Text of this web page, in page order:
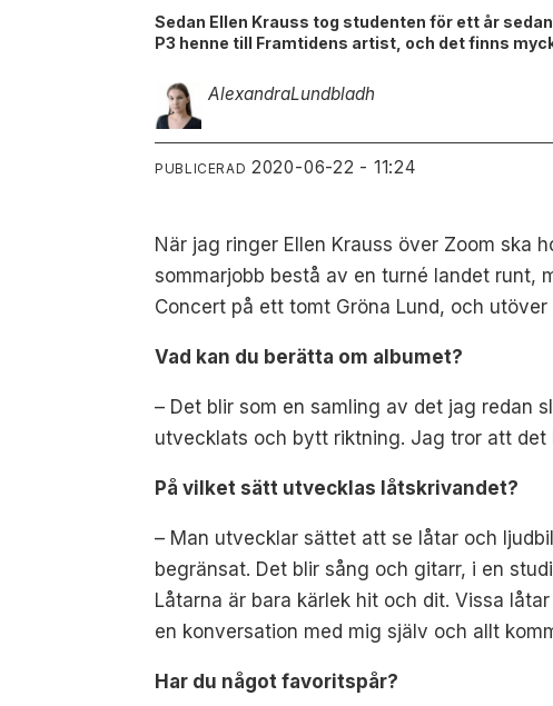
Sedan Ellen Krauss tog studenten för ett år
P3 henne till Framtidens artist, och det finns
AlexandraLundbladh
PUBLICERAD 2020-06-22 - 11:24
När jag ringer Ellen Krauss över Zoom ska
sommarjobb bestå av en turné landet runt,
Concert på ett tomt Gröna Lund, och
Vad kan du berätta om albumet?
– Det blir som en samling av det jag redan
utvecklats och bytt riktning. Jag tror att
På vilket sätt utvecklas låtskrivandet?
– Man utvecklar sättet att se låtar och
begränsat. Det blir sång och gitarr, i en
Låtarna är bara kärlek hit och dit. Vissa
en konversation med mig själv och allt
Har du något favoritspår?